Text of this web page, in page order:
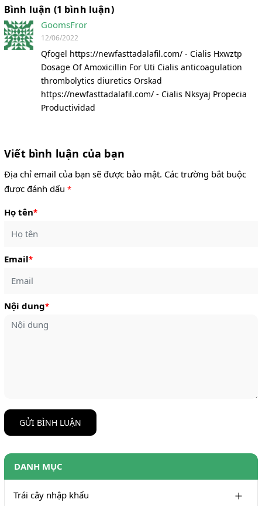
Bình luận (1 bình luận)
GoomsFror
12/06/2022
Qfogel https://newfasttadalafil.com/ - Cialis Hxwztp
Dosage Of Amoxicillin For Uti Cialis anticoagulation
thrombolytics diuretics Orskad
https://newfasttadalafil.com/ - Cialis Nksyaj Propecia
Productividad
Viết bình luận của bạn
Địa chỉ email của bạn sẽ được bảo mật. Các trường bắt buộc
được đánh dấu *
Họ tên*
Email*
Nội dung*
GỬI BÌNH LUẬN
DANH MỤC
Trái cây nhập khẩu